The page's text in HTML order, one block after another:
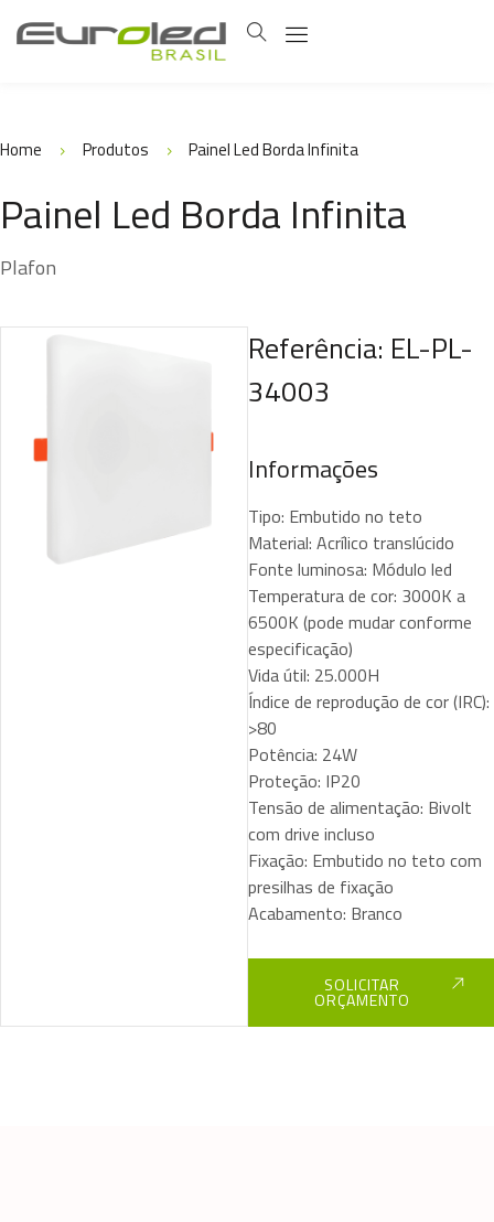
Home Produtos Painel Led Borda Infinita
Painel Led Borda Infinita
Plafon
Referência: EL-PL-
34003
Informações
Tipo: Embutido no teto
Material: Acrílico translúcido
Fonte luminosa: Módulo led
Temperatura de cor: 3000K a
6500K (pode mudar conforme
especificação)
Vida útil: 25.000H
Índice de reprodução de cor (IRC):
>80
Potência: 24W
Proteção: IP20
Tensão de alimentação: Bivolt
com drive incluso
Fixação: Embutido no teto com
presilhas de fixação
Acabamento: Branco
SOLICITAR
ORÇAMENTO